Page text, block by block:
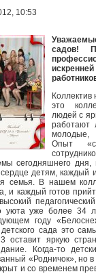
10:53
садов!
Коллектив
это
людей с
молодые,
Опыт
сегодняшнего
детям, каждый
семья. В нашем
и каждый готов
уюта уже более 34
году
сада это
яркую
Когда-то
«Родничок», но
и со временем